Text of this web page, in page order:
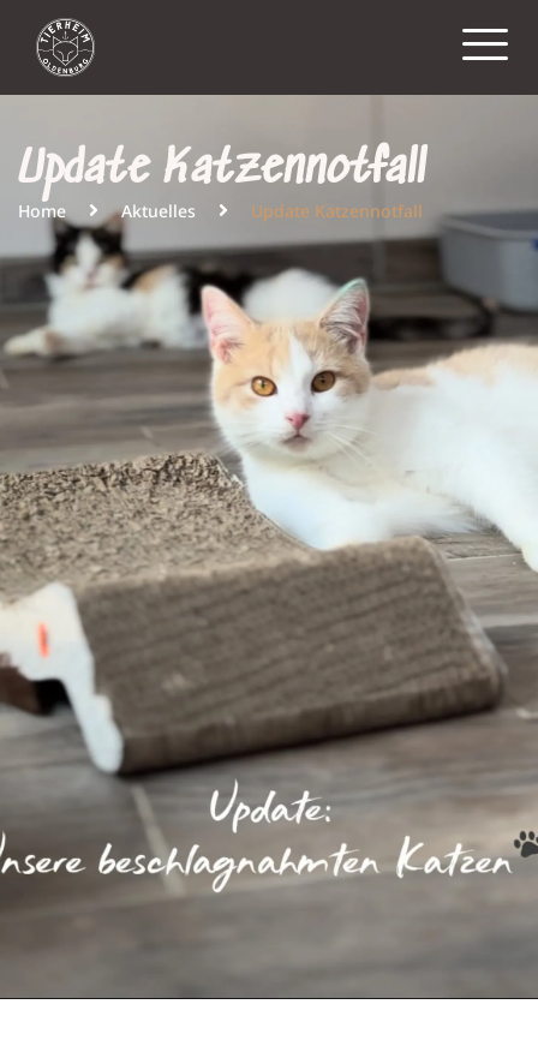
Update Katzennotfall
Home Aktuelles Update Katzennotfall